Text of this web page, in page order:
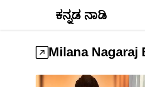
ಕನ್ನಡ ನಾಡಿ
Milana Nagaraj